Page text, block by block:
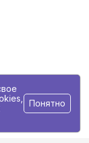
Понятно